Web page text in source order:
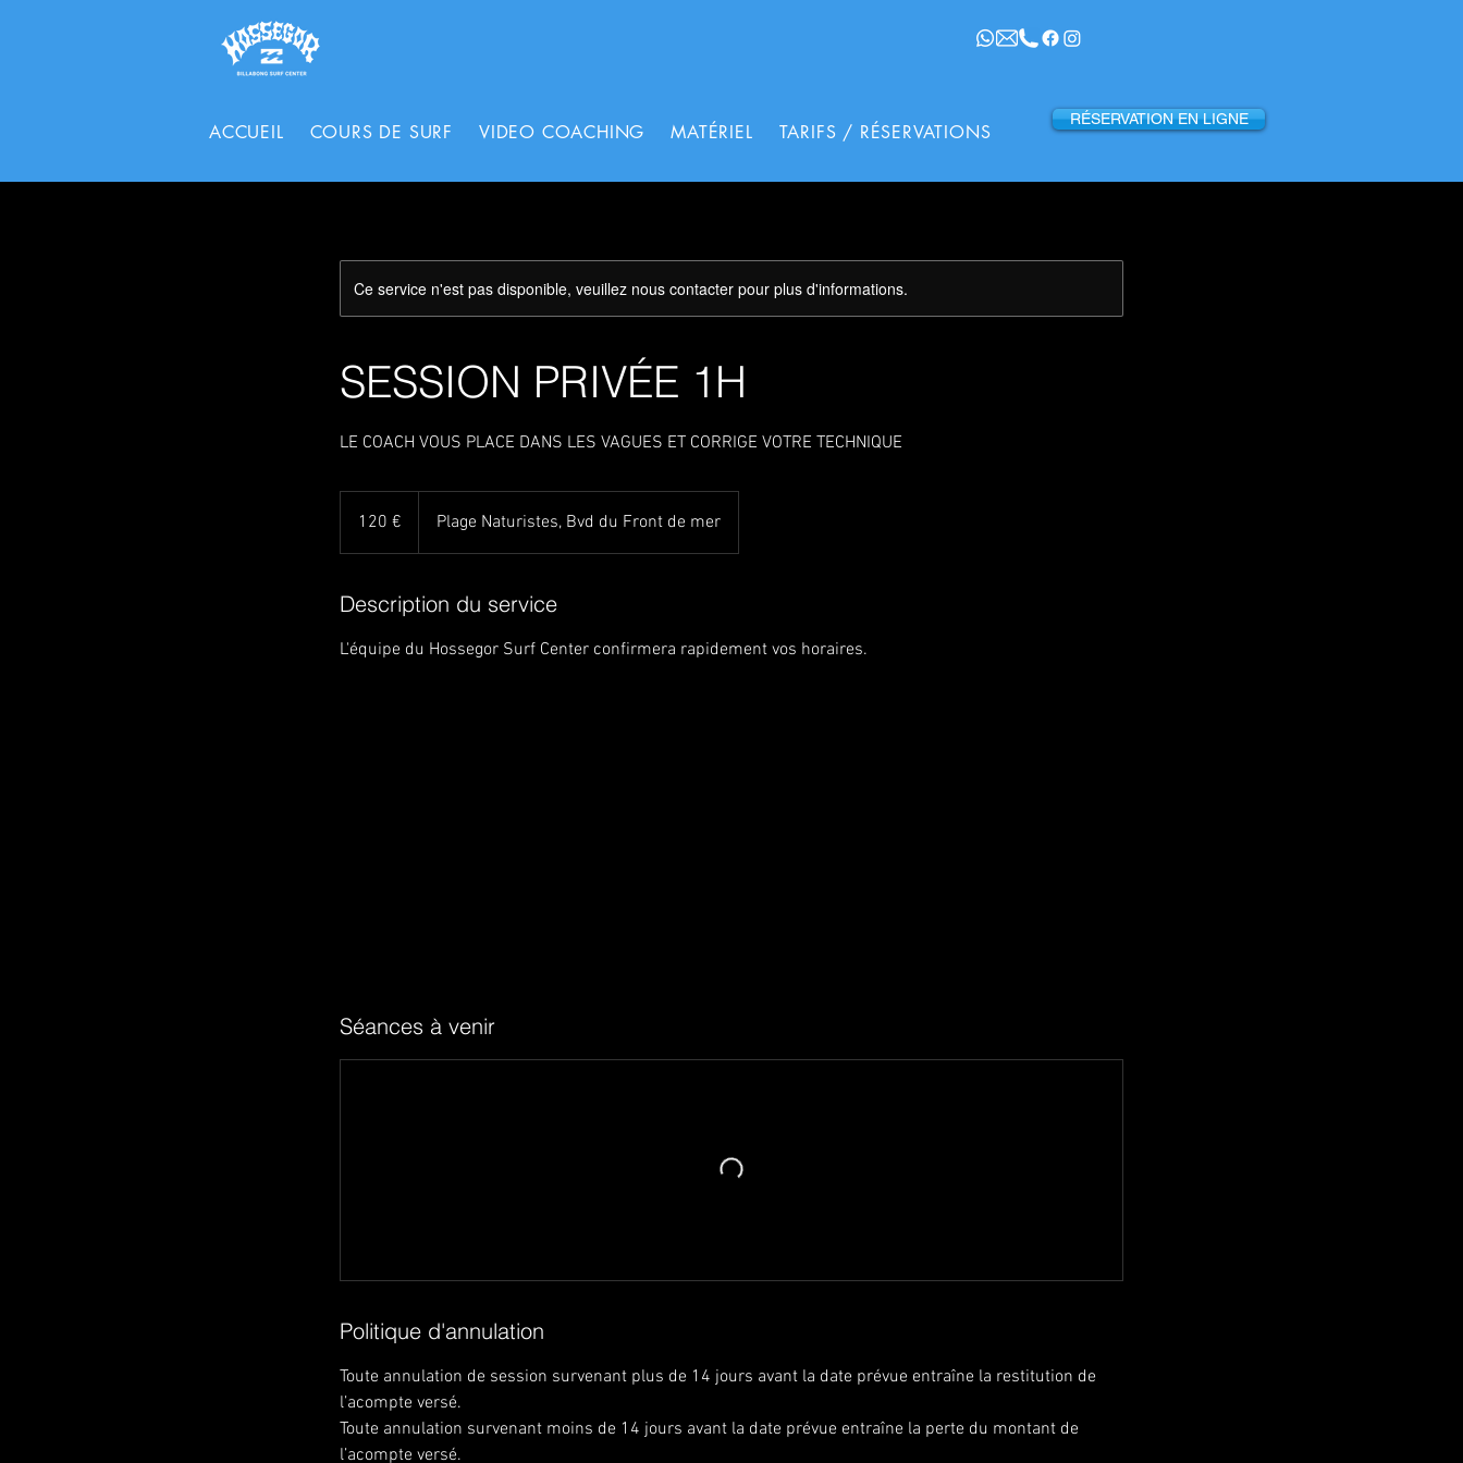
ACCUEIL COURS DE SURF VIDEO COACHING MATÉRIEL TARIFS / RÉSERVATIONS
RÉSERVATION EN LIGNE
Ce service n'est pas disponible, veuillez nous contacter pour plus d'informations.
SESSION PRIVÉE 1H
LE COACH VOUS PLACE DANS LES VAGUES ET CORRIGE VOTRE TECHNIQUE
120 € Plage Naturistes, Bvd du Front de mer
Description du service
L'équipe du Hossegor Surf Center confirmera rapidement vos horaires.
Séances à venir
Politique d'annulation
Toute annulation de session survenant plus de 14 jours avant la date prévue entraîne la restitution de
l’acompte versé.
Toute annulation survenant moins de 14 jours avant la date prévue entraîne la perte du montant de
l’acompte versé.